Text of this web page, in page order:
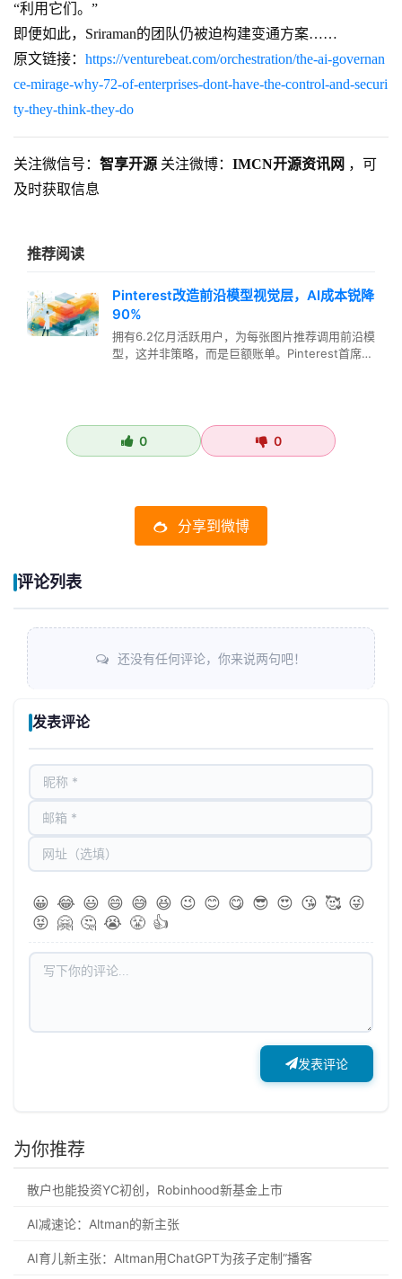
“利用它们。”
即便如此，Sriraman的团队仍被迫构建变通方案……
原文链接： https://venturebeat.com/orchestration/the-ai-governan
ce-mirage-why-72-of-enterprises-dont-have-the-control-and-securi
ty-they-think-they-do
关注微信号： 智享开源 关注微博： IMCN开源资讯网 ，可
及时获取信息
推荐阅读
Pinterest改造前沿模型视觉层，AI成本锐降
90%
拥有6.2亿月活跃用户，为每张图片推荐调用前沿模
型，这并非策略，而是巨额账单。Pinterest首席技
0 0
分享到微博
评论列表
还没有任何评论，你来说两句吧！
发表评论
😀 😂 😃 😄 😅 😆 😉 😊 😋 😎 😍 😘 🥰 😜
😝 🤗 🤔 😭 😤 👍
发表评论
为你推荐
散户也能投资YC初创，Robinhood新基金上市
AI减速论：Altman的新主张
AI育儿新主张：Altman用ChatGPT为孩子定制”播客